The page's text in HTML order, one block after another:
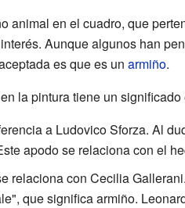
animal en el cuadro, que
Aunque algunos han
es que es un armiño.
la pintura tiene un significado
a Ludovico Sforza. Al
apodo se relaciona con el
relaciona con Cecilia
que significa armiño.